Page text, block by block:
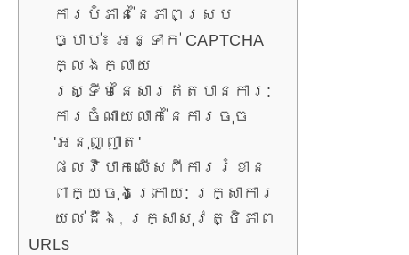
ការបំភាន់នៃភាពស្រប
ច្បាប់៖ អន្ទាក់ CAPTCHA
ក្លែងក្លាយ
ស្ទ្រីមនៃសារឥតបានការ:
ការចំណាយលាក់នៃការចុច
'អនុញ្ញាត'
ផលវិបាកលើសពីការរំខាន
ពាក្យ​ចុង​ក្រោយ​: រក្សា​ការ​
យល់​ដឹង​, រក្សា​សុវត្ថិភាព​
URLs